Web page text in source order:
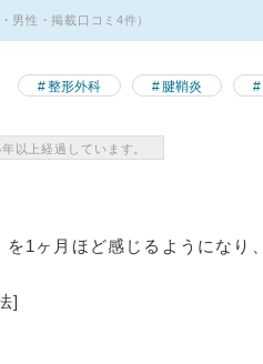
男性・掲載口コミ4件）
整形外科 腱鞘炎
以上経過しています。
1ヶ月ほど感じるようになり
]